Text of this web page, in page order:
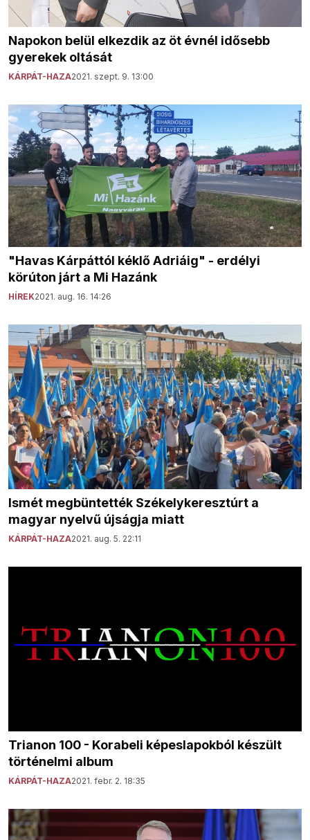
Napokon belül elkezdik az öt évnél idősebb
gyerekek oltását
KÁRPÁT-HAZA2021. szept. 9. 13:00
"Havas Kárpáttól kéklő Adriáig" - erdélyi
körúton járt a Mi Hazánk
HÍREK2021. aug. 16. 14:26
Ismét megbüntették Székelykeresztúrt a
magyar nyelvű újságja miatt
KÁRPÁT-HAZA2021. aug. 5. 22:11
Trianon 100 - Korabeli képeslapokból készült
történelmi album
KÁRPÁT-HAZA2021. febr. 2. 18:35